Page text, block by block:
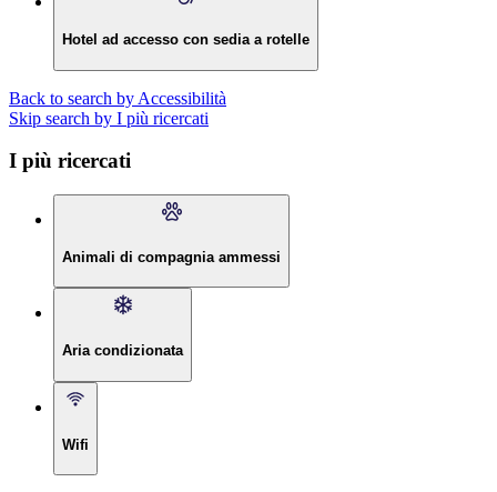
Hotel ad accesso con sedia a rotelle
Back to search by Accessibilità
Skip search by I più ricercati
I più ricercati
Animali di compagnia ammessi
Aria condizionata
Wifi